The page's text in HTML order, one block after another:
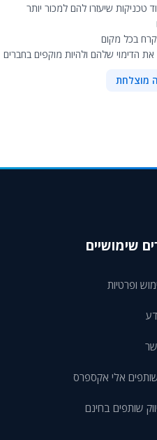
שיעזרו להם למכור יותר
בכל מקום
הדימוי שלהם ולהיות מוקפים בחברים
שימושיים
ופרטיות
אלי אקספרס
שותפים בחינם